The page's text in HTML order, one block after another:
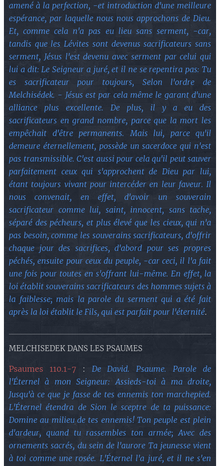
amené à la perfection, -et introduction d'une meilleure
espérance, par laquelle nous nous approchons de Dieu.
Et, comme cela n'a pas eu lieu sans serment, -car,
tandis que les Lévites sont devenus sacrificateurs sans
serment, Jésus l'est devenu avec serment par celui qui
lui a dit: Le Seigneur a juré, et il ne se repentira pas: Tu
es sacrificateur pour toujours, Selon l'ordre de
Melchisédek. - Jésus est par cela même le garant d'une
alliance plus excellente. De plus, il y a eu des
sacrificateurs en grand nombre, parce que la mort les
empêchait d'être permanents. Mais lui, parce qu'il
demeure éternellement, possède un sacerdoce qui n'est
pas transmissible. C'est aussi pour cela qu'il peut sauver
parfaitement ceux qui s'approchent de Dieu par lui,
étant toujours vivant pour intercéder en leur faveur. Il
nous convenait, en effet, d'avoir un souverain
sacrificateur comme lui, saint, innocent, sans tache,
séparé des pécheurs, et plus élevé que les cieux, qui n'a
pas besoin, comme les souverains sacrificateurs, d'offrir
chaque jour des sacrifices, d'abord pour ses propres
péchés, ensuite pour ceux du peuple, -car ceci, il l'a fait
une fois pour toutes en s'offrant lui-même. En effet, la
loi établit souverains sacrificateurs des hommes sujets à
la faiblesse; mais la parole du serment qui a été fait
après la loi établit le Fils, qui est parfait pour l'éternité.
MELCHISEDEK DANS LES PSAUMES
Psaumes 110.1-7: De David. Psaume. Parole de
l'Éternel à mon Seigneur: Assieds-toi à ma droite,
Jusqu'à ce que je fasse de tes ennemis ton marchepied.
L'Éternel étendra de Sion le sceptre de ta puissance:
Domine au milieu de tes ennemis! Ton peuple est plein
d'ardeur, quand tu rassembles ton armée; Avec des
ornements sacrés, du sein de l'aurore Ta jeunesse vient
à toi comme une rosée. L'Éternel l'a juré, et il ne s'en